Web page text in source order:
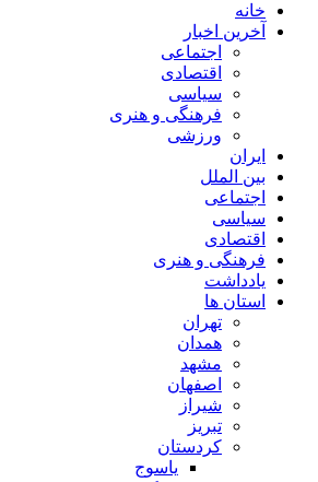
خانه
آخرین اخبار
اجتماعی
اقتصادی
سیاسی
فرهنگی و هنری
ورزشی
ایران
بین الملل
اجتماعی
سیاسی
اقتصادی
فرهنگی و هنری
یادداشت
استان ها
تهران
همدان
مشهد
اصفهان
شیراز
تبریز
کردستان
یاسوج